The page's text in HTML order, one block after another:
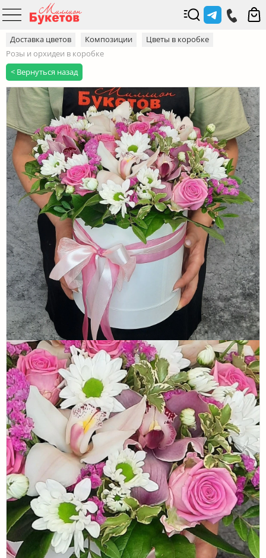
Доставка цветов Композиции
Цветы в коробке
Розы и орхидеи в коробке
< Вернуться назад